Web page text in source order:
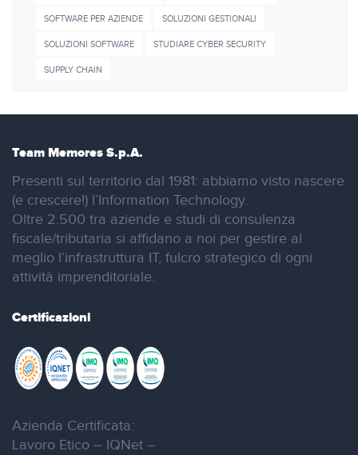
SOFTWARE PER AZIENDE SOLUZIONI GESTIONALI
SOLUZIONI SOFTWARE STUDIARE CYBER SECURITY
SUPPLY CHAIN
Team Memores S.p.A.
Presenti sul territorio dal 1981: abbiamo visto nascere
(e crescere!) l’Information Technology.
Oltre 2.500 tra aziende e studi di consulenza
fiscale/tributaria si affidano a noi per gestire al
meglio l’infrastruttura IT, fulcro strategico di ogni
attività imprenditoriale.
Certificazioni
Azienda Certificata:
Lavoro Etico – IQNet –